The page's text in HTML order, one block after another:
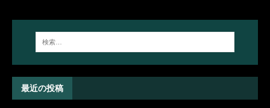
最近の投稿